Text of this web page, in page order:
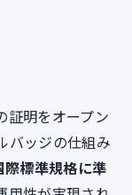
証明をオープン
バッジの仕組み
標準規格に準